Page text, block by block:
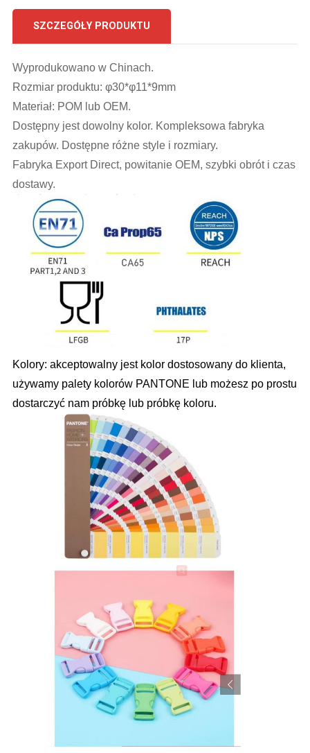
SZCZEGÓŁY PRODUKTU
Wyprodukowano w Chinach.
Rozmiar produktu: φ30*φ11*9mm
Materiał: POM lub OEM.
Dostępny jest dowolny kolor. Kompleksowa fabryka
zakupów. Dostępne różne style i rozmiary.
Fabryka Export Direct, powitanie OEM, szybki obrót i czas
dostawy.
Kolory: akceptowalny jest kolor dostosowany do klienta,
używamy palety kolorów PANTONE lub możesz po prostu
dostarczyć nam próbkę lub próbkę koloru.